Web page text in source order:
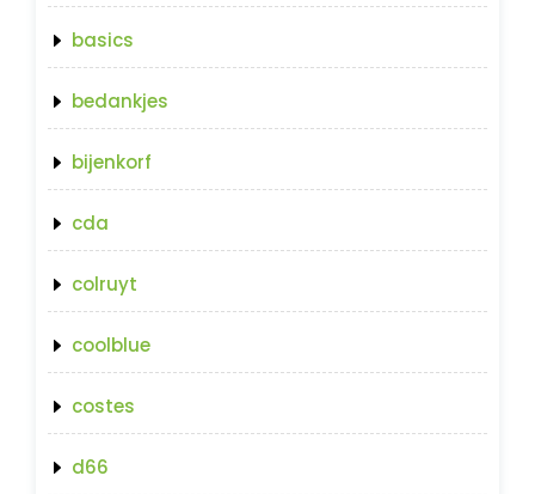
basics
bedankjes
bijenkorf
cda
colruyt
coolblue
costes
d66